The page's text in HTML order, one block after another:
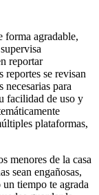
forma agradable,
reportar
reportes se revisan
necesarias para
facilidad de uso y
plataformas,
menores de la casa
sean engañosas,
un tiempo te agrada